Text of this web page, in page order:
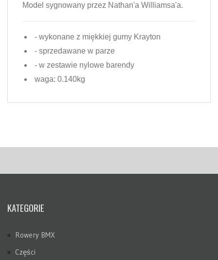
Model sygnowany przez Nathan'a Williamsa'a.
- wykonane z miękkiej gumy Krayton
- sprzedawane w parze
- w zestawie nylowe barendy
waga: 0.140kg
KATEGORIE
Rowery BMX
Części